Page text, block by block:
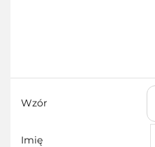
Wzór
Imię